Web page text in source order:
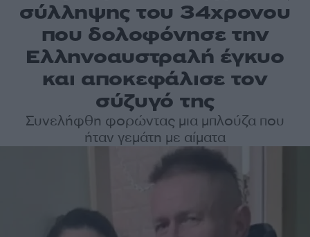
σύλληψης του 34χρονου
που δολοφόνησε την
Ελληνοαυστραλή έγκυο
και αποκεφάλισε τον
σύζυγό της
Συνελήφθη φορώντας μια μπλούζα που
ήταν γεμάτη με αίματα